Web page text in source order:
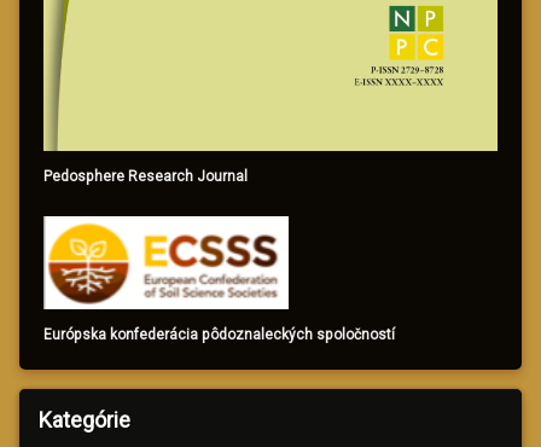
Pedosphere Research Journal
Európska konfederácia pôdoznaleckých spoločností
Kategórie